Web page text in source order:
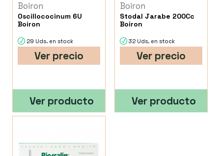
Boiron
Oscillococinum 6U
Boiron
29 Uds. en stock
Ver precio
Ver producto
Boiron
Stodal Jarabe 200Cc
Boiron
32 Uds. en stock
Ver precio
Ver producto